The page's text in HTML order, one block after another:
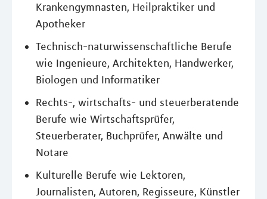
Krankengymnasten, Heilpraktiker und
Apotheker
Technisch-naturwissenschaftliche Berufe
wie Ingenieure, Architekten, Handwerker,
Biologen und Informatiker
Rechts-, wirtschafts- und steuerberatende
Berufe wie Wirtschaftsprüfer,
Steuerberater, Buchprüfer, Anwälte und
Notare
Kulturelle Berufe wie Lektoren,
Journalisten, Autoren, Regisseure, Künstler